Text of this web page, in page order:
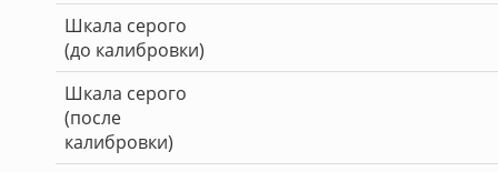
Шкала серого
(до калибровки)
Шкала серого
(после
калибровки)